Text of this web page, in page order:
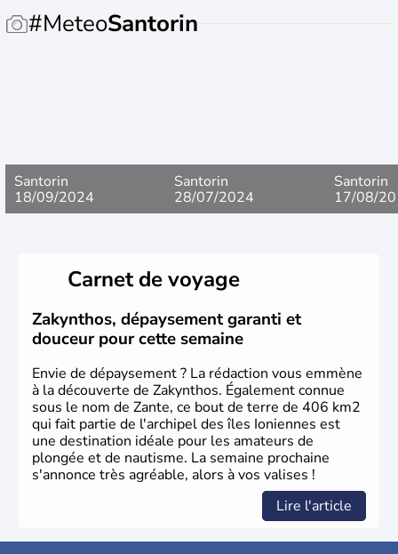
#MeteoSantorin
Santorin
18/09/2024
Santorin
28/07/2024
Santorin
17/08/
Carnet de voyage
Zakynthos, dépaysement garanti et
douceur pour cette semaine
Envie de dépaysement ? La rédaction vous emmène
à la découverte de Zakynthos. Également connue
sous le nom de Zante, ce bout de terre de 406 km2
qui fait partie de l'archipel des îles Ioniennes est
une destination idéale pour les amateurs de
plongée et de nautisme. La semaine prochaine
s'annonce très agréable, alors à vos valises !
Lire l'article